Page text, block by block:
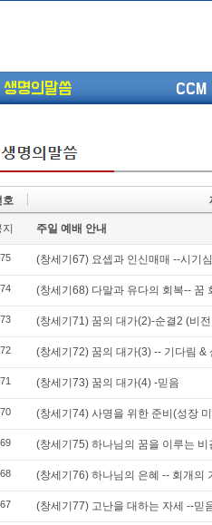
생명의말씀 CCM
(고린도전서13) 고전8:1-13 ...
(고린도전서12) 고전7:23-40 ...
(고린도전서11) 고전6:9-20 ...
(고린도전서9) 고전5:1-13 ...
(고린도전서8) 고전4 9-21 교...
(고린도전서7) 고전4:1-8 판...
호
주일 예배 안내
(창세기67) 요셉과 인신매매 --시기
(창세기68) 다말과 유다의 회복-- 꿈
(창세기71) 꿈의 대가(2)-순결2 (비
(창세기72) 꿈의 대가(3) -- 기다림 &
(창세기73) 꿈의 대가(4) -믿음
(창세기74) 사명을 위한 준비(성장
(창세기75) 하나님의 꿈을 이루는
(창세기76) 하나님의 은혜 -- 회개의
(창세기77) 고난을 대하는 자세 --믿